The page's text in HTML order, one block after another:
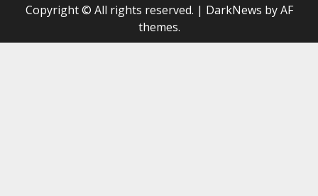
Copyright © All rights reserved. | DarkNews by AF
themes.